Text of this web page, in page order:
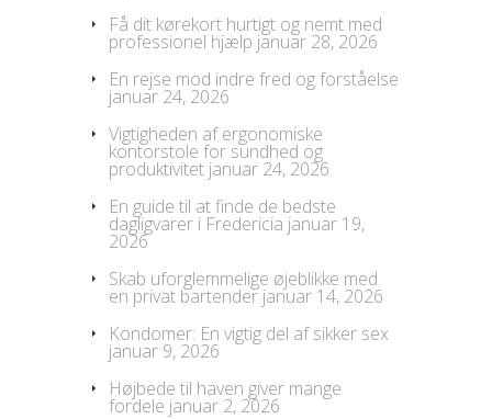
Få dit kørekort hurtigt og nemt med
professionel hjælp januar 28, 2026
En rejse mod indre fred og forståelse
januar 24, 2026
Vigtigheden af ergonomiske
kontorstole for sundhed og
produktivitet januar 24, 2026
En guide til at finde de bedste
dagligvarer i Fredericia januar 19,
2026
Skab uforglemmelige øjeblikke med
en privat bartender januar 14, 2026
Kondomer: En vigtig del af sikker sex
januar 9, 2026
Højbede til haven giver mange
fordele januar 2, 2026